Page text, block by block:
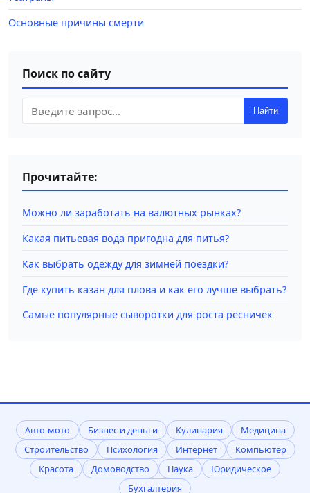
Основные причины смерти
Поиск по сайту
Найти
Прочитайте:
Можно ли заработать на валютных рынках?
Какая питьевая вода пригодна для питья?
Как выбрать одежду для зимней поездки?
Где купить казан для плова и как его лучше выбрать?
Самые популярные сыворотки для роста ресничек
Авто-мото Бизнес и деньги Кулинария
Медицина
Строительство
Психология Интернет
Компьютер
Красота
Домоводство Наука
Юридическое
Бухгалтерия